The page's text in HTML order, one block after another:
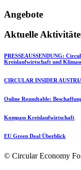
Angebote
Aktuelle
PRESSEAUSSENDUNG:
Kreislaufwirtschaft und
CIRCULAR INSIDER
Online Roundtable:
Kompass Kreislaufwirtschaft
EU Green Deal Überblick
© Circular Economy